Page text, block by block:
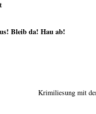
Bleib da! Hau ab!
Krimiliesung mit